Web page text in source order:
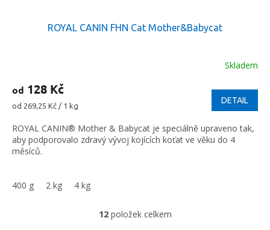
ROYAL CANIN FHN Cat Mother&Babycat
Skladem
od 128 Kč
Měrná
od 269,25 Kč / 1 kg
DETAIL
ROYAL CANIN® Mother & Babycat je speciálně upraveno tak,
aby podporovalo zdravý vývoj kojících koťat ve věku do 4
měsíců.
400 g 2 kg 4 kg
O
12položek celkem